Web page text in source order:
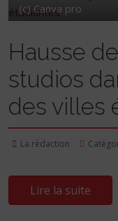
(c) Canva pro
Hausse
studios
des villes
La rédaction
Lire la suite